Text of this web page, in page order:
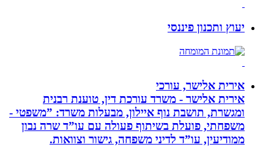
יעוץ ותכנון פיננסי
אירית אלישר, עורכי
אירית אלישר - משרד עורכת דין, טוענת רבנית
ומגשרת, תושבת נוף איילון, מבעלות משרד: ”משפטי -
משפחתי, פועלת בשיתוף פעולה עם עו”ד שרה נבון
ממודיעין, עו”ד לדיני משפחה, גישור וצוואות.